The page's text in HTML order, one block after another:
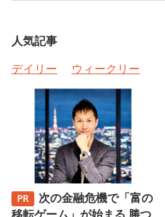
人気記事
デイリー
ウィークリー
次の金融危機で「富の